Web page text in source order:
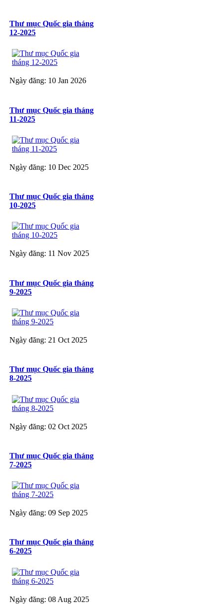
Thư mục Quốc gia tháng
12-2025
Ngày đăng: 10 Jan 2026
Thư mục Quốc gia tháng
11-2025
Ngày đăng: 10 Dec 2025
Thư mục Quốc gia tháng
10-2025
Ngày đăng: 11 Nov 2025
Thư mục Quốc gia tháng
9-2025
Ngày đăng: 21 Oct 2025
Thư mục Quốc gia tháng
8-2025
Ngày đăng: 02 Oct 2025
Thư mục Quốc gia tháng
7-2025
Ngày đăng: 09 Sep 2025
Thư mục Quốc gia tháng
6-2025
Ngày đăng: 08 Aug 2025